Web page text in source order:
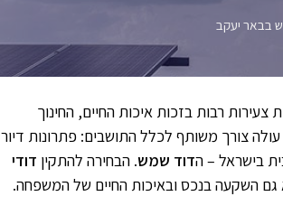
בבאר יעקב
רבות בזכות איכות החיים, החינוך
צורך משותף לכלל התושבים: פתרונות דיור
בישראל – הדוד שמש. הבחירה להתקין דודי
השקעה בנכס ובאיכות החיים של המשפחה.